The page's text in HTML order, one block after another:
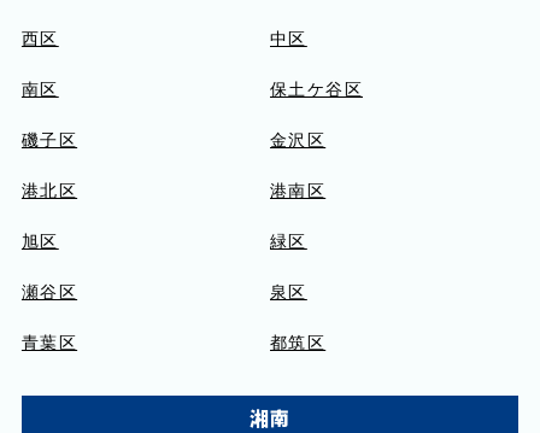
西区 中区
南区 保土ケ谷区
磯子区 金沢区
港北区 港南区
旭区 緑区
瀬谷区 泉区
青葉区 都筑区
湘南